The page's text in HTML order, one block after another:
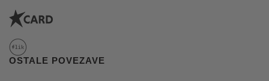
OSTALE POVEZAVE